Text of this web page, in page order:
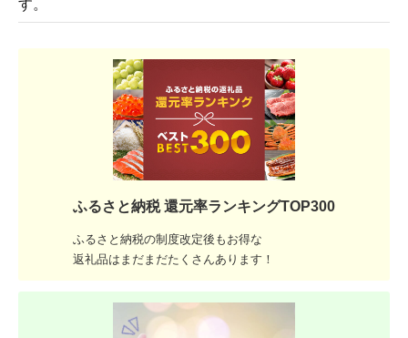
す。
ふるさと納税 還元率ランキングTOP300
ふるさと納税の制度改定後もお得な
返礼品はまだまだたくさんあります！